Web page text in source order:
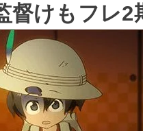
督けもフレ